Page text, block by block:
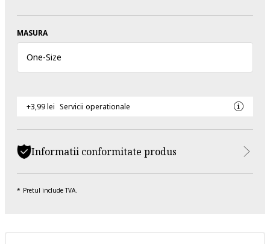
MASURA
One-Size
+3,99 lei Servicii operationale
Informatii conformitate produs
Pretul include TVA.